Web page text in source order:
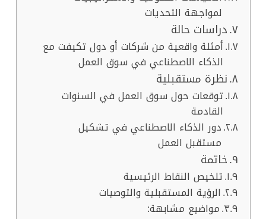
لمواجهة التحديات
دراسات حالة
أمثلة واقعية من شركات أو دول تكيفت مع
الذكاء الاصطناعي في سوق العمل
نظرة مستقبلية
توقعات حول سوق العمل في السنوات
القادمة
دور الذكاء الاصطناعي في تشكيل
مستقبل العمل
خاتمة
تلخيص النقاط الرئيسية
الرؤية المستقبلية والتوصيات
مواضيع مشابهة: